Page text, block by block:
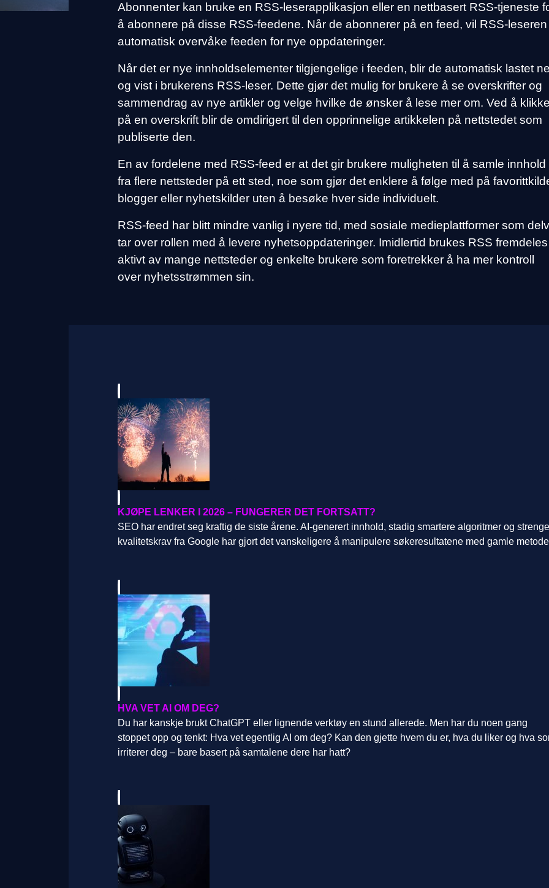
Abonnenter kan bruke en RSS-leserapplikasjon eller en nettbasert RSS-tjeneste
å abonnere på disse RSS-feedene. Når de abonnerer på en feed, vil RSS-leseren
automatisk overvåke feeden for nye oppdateringer.
Når det er nye innholdselementer tilgjengelige i feeden, blir de automatisk lastet
og vist i brukerens RSS-leser. Dette gjør det mulig for brukere å se overskrifter og
sammendrag av nye artikler og velge hvilke de ønsker å lese mer om. Ved å
på en overskrift blir de omdirigert til den opprinnelige artikkelen på nettstedet som
publiserte den.
En av fordelene med RSS-feed er at det gir brukere muligheten til å samle innhold
fra flere nettsteder på ett sted, noe som gjør det enklere å følge med på
blogger eller nyhetskilder uten å besøke hver side individuelt.
RSS-feed har blitt mindre vanlig i nyere tid, med sosiale medieplattformer som
tar over rollen med å levere nyhetsoppdateringer. Imidlertid brukes RSS fremdeles
aktivt av mange nettsteder og enkelte brukere som foretrekker å ha mer kontroll
over nyhetsstrømmen sin.
KJØPE LENKER I 2026 – FUNGERER DET FORTSATT?
SEO har endret seg kraftig de siste årene. AI-generert innhold, stadig smartere algoritmer og
kvalitetskrav fra Google har gjort det vanskeligere å manipulere søkeresultatene med gamle
HVA VET AI OM DEG?
Du har kanskje brukt ChatGPT eller lignende verktøy en stund allerede. Men har du noen gang
stoppet opp og tenkt: Hva vet egentlig AI om deg? Kan den gjette hvem du er, hva du liker og hva
irriterer deg – bare basert på samtalene dere har hatt?